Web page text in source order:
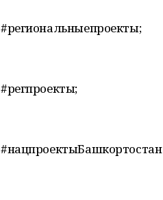
#региональныепроекты;
#регпроекты;
#нацпроектыБашкортостан